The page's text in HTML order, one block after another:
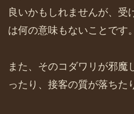
良いかもしれませんが、受
は何の意味もないことです。
また、そのコダワリが邪魔
ったり、接客の質が落ちた